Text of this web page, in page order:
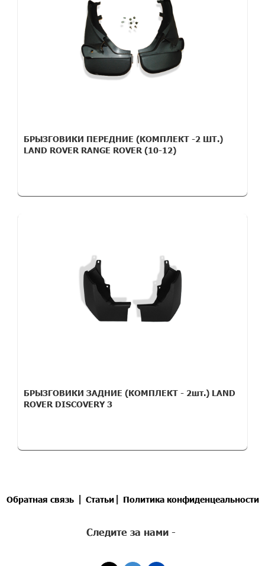
БРЫЗГОВИКИ ПЕРЕДНИЕ (КОМПЛЕКТ -2 ШТ.)
LAND ROVER RANGE ROVER (10-12)
БРЫЗГОВИКИ ЗАДНИЕ (КОМПЛЕКТ - 2шт.) LAND
ROVER DISCOVERY 3
Обратная связь| Статьи| Политика конфиденцеальности
Следите за нами -